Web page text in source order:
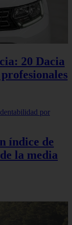
20 Dacia
índice de
la media